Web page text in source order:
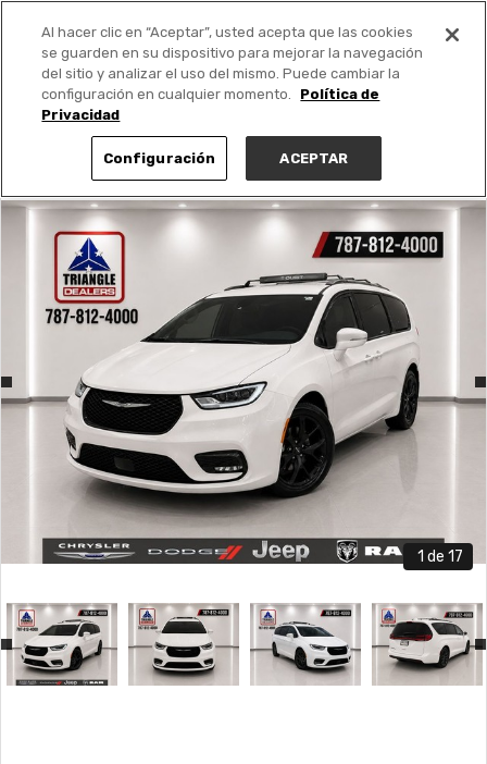
PUBLICA GRATIS +
1 de 17
Al hacer clic en “Aceptar”, usted acepta que las cookies
se guarden en su dispositivo para mejorar la navegación
del sitio y analizar el uso del mismo. Puede cambiar la
configuración en cualquier momento.
Política de
Privacidad
Configuración ACEPTAR